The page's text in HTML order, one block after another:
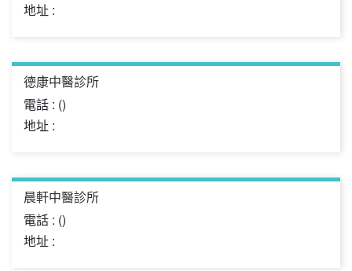
地址 :
德康中醫診所
電話 : ()
地址 :
晨軒中醫診所
電話 : ()
地址 :